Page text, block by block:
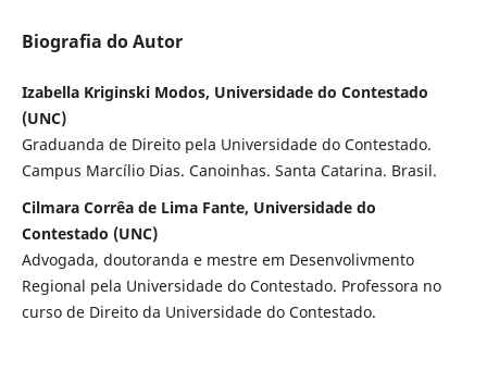
Biografia do Autor
Izabella Kriginski Modos, Universidade do Contestado
(UNC)
Graduanda de Direito pela Universidade do Contestado.
Campus Marcílio Dias. Canoinhas. Santa Catarina. Brasil.
Cilmara Corrêa de Lima Fante, Universidade do
Contestado (UNC)
Advogada, doutoranda e mestre em Desenvolivmento
Regional pela Universidade do Contestado. Professora no
curso de Direito da Universidade do Contestado.